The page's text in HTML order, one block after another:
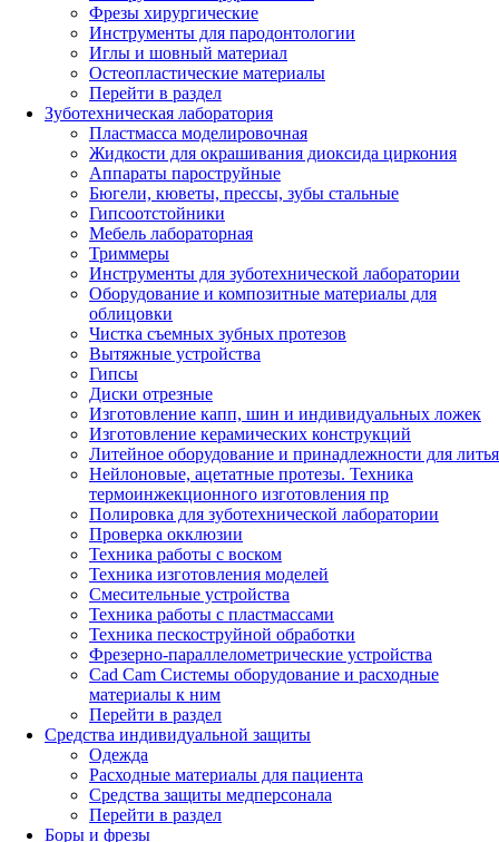
Фрезы хирургические
Инструменты для пародонтологии
Иглы и шовный материал
Остеопластические материалы
Перейти в раздел
Зуботехническая лаборатория
Пластмасса моделировочная
Жидкости для окрашивания диоксида циркония
Аппараты пароструйные
Бюгели, кюветы, прессы, зубы стальные
Гипсоотстойники
Мебель лабораторная
Триммеры
Инструменты для зуботехнической лаборатории
Оборудование и композитные материалы для
облицовки
Чистка съемных зубных протезов
Вытяжные устройства
Гипсы
Диски отрезные
Изготовление капп, шин и индивидуальных ложек
Изготовление керамических конструкций
Литейное оборудование и принадлежности для литья
Нейлоновые, ацетатные протезы. Техника
термоинжекционного изготовления пр
Полировка для зуботехнической лаборатории
Проверка окклюзии
Техника работы с воском
Техника изготовления моделей
Смесительные устройства
Техника работы с пластмассами
Техника пескоструйной обработки
Фрезерно-параллелометрические устройства
Cad Cam Системы оборудование и расходные
материалы к ним
Перейти в раздел
Средства индивидуальной защиты
Одежда
Расходные материалы для пациента
Средства защиты медперсонала
Перейти в раздел
Боры и фрезы